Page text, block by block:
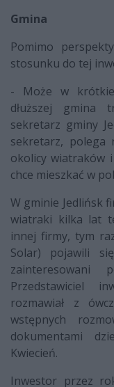
Gmina
Pomimo
stosunku do tej
- Może w
dłuższej gmina
sekretarz gminy
sekretarz, polega
okolicy wiatraków
chce mieszkać w
W gminie Jedlińsk
wiatraki kilka lat
innej firmy, tym
Solar) pojawili
zainteresowani
Przedstawiciel
rozmawiał z
wstępnych
dokumentami
Kwiecień.
Inwestor przez